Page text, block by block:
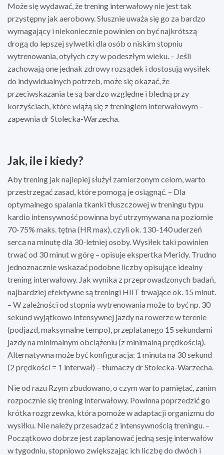
Może się wydawać, że trening interwałowy nie jest tak
przystępny jak aerobowy. Słusznie uważa się go za bardzo
wymagający i niekoniecznie powinien on być najkrótszą
drogą do lepszej sylwetki dla osób o niskim stopniu
wytrenowania, otyłych czy w podeszłym wieku. – Jeśli
zachowają one jednak zdrowy rozsądek i dostosują wysiłek
do indywidualnych potrzeb, może się okazać, że
przeciwskazania te są bardzo względne i bledną przy
korzyściach, które wiążą się z treningiem interwałowym –
zapewnia dr Stolecka-Warzecha.
Jak, ile i kiedy?
Aby trening jak najlepiej służył zamierzonym celom, warto
przestrzegać zasad, które pomogą je osiągnąć. – Dla
optymalnego spalania tkanki tłuszczowej w treningu typu
kardio intensywność powinna być utrzymywana na poziomie
70-75% maks. tętna (HR max), czyli ok. 130-140 uderzeń
serca na minutę dla 30-letniej osoby. Wysiłek taki powinien
trwać od 30 minut w górę – opisuje ekspertka Meridy. Trudno
jednoznacznie wskazać podobne liczby opisujące idealny
trening interwałowy. Jak wynika z przeprowadzonych badań,
najbardziej efektywne są treningi HIIT trwające ok. 15 minut.
– W zależności od stopnia wytrenowania może to być np. 30
sekund wyjątkowo intensywnej jazdy na rowerze w terenie
(podjazd, maksymalne tempo), przeplatanego 15 sekundami
jazdy na minimalnym obciążeniu (z minimalną prędkością).
Alternatywna może być konfiguracja: 1 minuta na 30 sekund
(2 prędkości = 1 interwał) – tłumaczy dr Stolecka-Warzecha.
Nie od razu Rzym zbudowano, o czym warto pamiętać, zanim
rozpocznie się trening interwałowy. Powinna poprzedzić go
krótka rozgrzewka, która pomoże w adaptacji organizmu do
wysiłku. Nie należy przesadzać z intensywnością treningu. –
Początkowo dobrze jest zaplanować jedną sesję interwałów
w tygodniu, stopniowo zwiększając ich liczbę do dwóch i